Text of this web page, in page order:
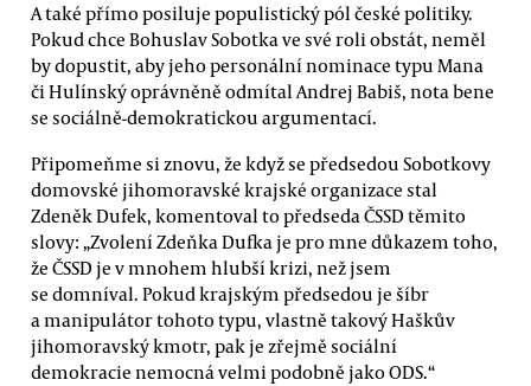
A také přímo posiluje populistický pól české politiky.
Pokud chce Bohuslav Sobotka ve své roli obstát, neměl
by dopustit, aby jeho personální nominace typu Mana
či Hulínský oprávněně odmítal Andrej Babiš, nota bene
se sociálně-demokratickou argumentací.
Připomeňme si znovu, že když se předsedou Sobotkovy
domovské jihomoravské krajské organizace stal
Zdeněk Dufek, komentoval to předseda ČSSD těmito
slovy: „Zvolení Zdeňka Dufka je pro mne důkazem toho,
že ČSSD je v mnohem hlubší krizi, než jsem
se domníval. Pokud krajským předsedou je šíbr
a manipulátor tohoto typu, vlastně takový Haškův
jihomoravský kmotr, pak je zřejmě sociální
demokracie nemocná velmi podobně jako ODS.“